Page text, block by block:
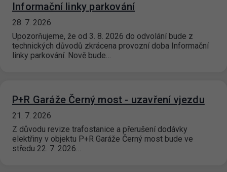
Informační linky parkování
28. 7. 2026
Upozorňujeme, že od 3. 8. 2026 do odvolání bude z
technických důvodů zkrácena provozní doba Informační
linky parkování. Nově bude…
P+R Garáže Černý most - uzavření vjezdu
21. 7. 2026
Z důvodu revize trafostanice a přerušení dodávky
elektřiny v objektu P+R Garáže Černý most bude ve
středu 22. 7. 2026…